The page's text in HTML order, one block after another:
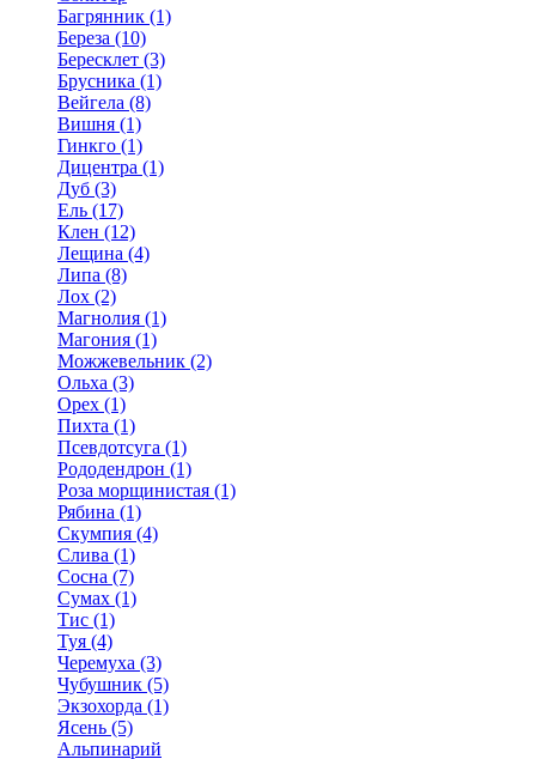
Багрянник (1)
Береза (10)
Бересклет (3)
Брусника (1)
Вейгела (8)
Вишня (1)
Гинкго (1)
Дицентра (1)
Дуб (3)
Ель (17)
Клен (12)
Лещина (4)
Липа (8)
Лох (2)
Магнолия (1)
Магония (1)
Можжевельник (2)
Ольха (3)
Орех (1)
Пихта (1)
Псевдотсуга (1)
Рододендрон (1)
Роза морщинистая (1)
Рябина (1)
Скумпия (4)
Слива (1)
Сосна (7)
Сумах (1)
Тис (1)
Туя (4)
Черемуха (3)
Чубушник (5)
Экзохорда (1)
Ясень (5)
Альпинарий